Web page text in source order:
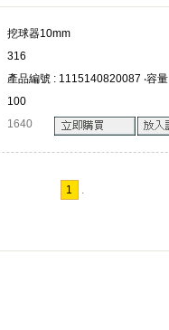
挖球器10mm
316
產品編號 : 1115140820087 ‧容
100
1640
1 .